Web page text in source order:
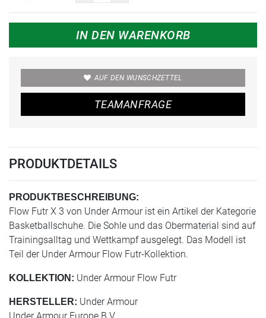
IN DEN WARENKORB
AUF DEN WUNSCHZETTEL
TEAMANFRAGE
PRODUKTDETAILS
PRODUKTBESCHREIBUNG:
Flow Futr X 3 von Under Armour ist ein Artikel der Kategorie
Basketballschuhe. Die Sohle und das Obermaterial sind auf
Trainingsalltag und Wettkampf ausgelegt. Das Modell ist
Teil der Under Armour Flow Futr-Kollektion.
KOLLEKTION: Under Armour Flow Futr
HERSTELLER: Under Armour